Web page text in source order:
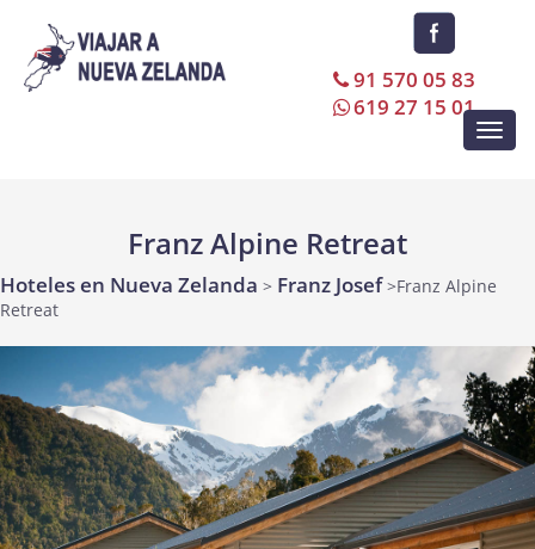
91 570 05 83
619 27 15 01
Franz Alpine Retreat
Hoteles en Nueva Zelanda > Franz Josef>Franz Alpine
Retreat